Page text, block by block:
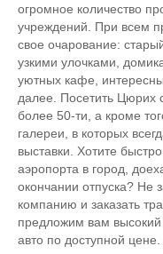
огромное количество
учреждений. При всем
свое очарование:
узкими улочками,
уютных кафе,
далее. Посетить Цюрих
более 50-ти, а кроме
галереи, в которых
выставки. Хотите
аэропорта в город,
окончании отпуска? Не
компанию и заказать
предложим вам
авто по доступной цене.